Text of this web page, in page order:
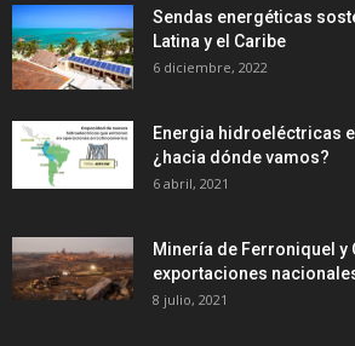
Sendas energéticas
Latina y el Caribe
6 diciembre, 2022
Energia hidroeléctricas
¿hacia dónde vamos?
6 abril, 2021
Minería de Ferroniquel y
exportaciones
8 julio, 2021